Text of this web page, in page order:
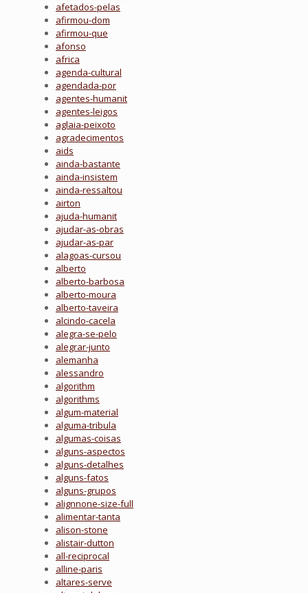
afetados-pelas
afirmou-dom
afirmou-que
afonso
africa
agenda-cultural
agendada-por
agentes-humanit
agentes-leigos
aglaia-peixoto
agradecimentos
aids
ainda-bastante
ainda-insistem
ainda-ressaltou
airton
ajuda-humanit
ajudar-as-obras
ajudar-as-par
alagoas-cursou
alberto
alberto-barbosa
alberto-moura
alberto-taveira
alcindo-cacela
alegra-se-pelo
alegrar-junto
alemanha
alessandro
algorithm
algorithms
algum-material
alguma-tribula
algumas-coisas
alguns-aspectos
alguns-detalhes
alguns-fatos
alguns-grupos
alignnone-size-full
alimentar-tanta
alison-stone
alistair-dutton
all-reciprocal
alline-paris
altares-serve